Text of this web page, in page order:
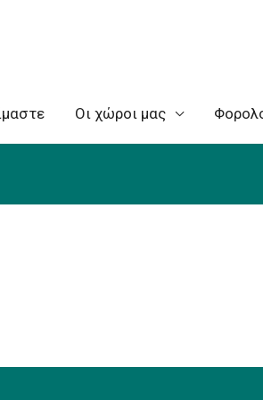
Oι χώροι μας